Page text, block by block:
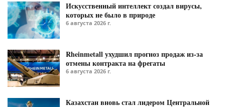
Искусственный интеллект создал вирусы,
которых не было в природе
6 августа 2026 г.
Rheinmetall ухудшил прогноз продаж из-за
отмены контракта на фрегаты
6 августа 2026 г.
Казахстан вновь стал лидером Центральной